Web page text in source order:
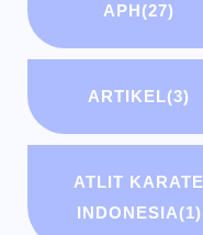
APH(27)
ARTIKEL(3)
ATLIT KARATE
INDONESIA(1)